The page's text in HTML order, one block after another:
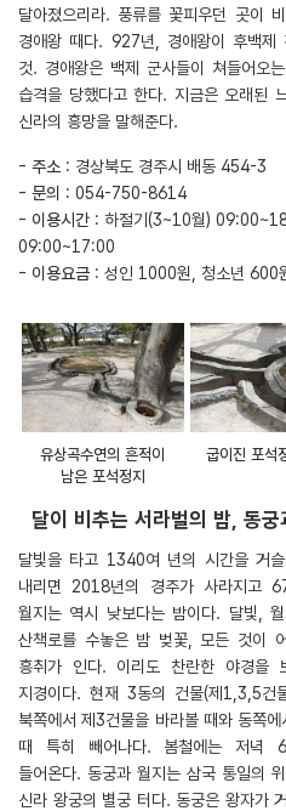
달아졌으리라. 풍류를 꽃피우던 곳이
경애왕 때다. 927년, 경애왕이 후백제
것. 경애왕은 백제 군사들이 쳐들어오
습격을 당했다고 한다. 지금은 오래된
신라의 흥망을 말해준다.
- 주소 : 경상북도 경주시 배동 454-3
- 문의 : 054-750-8614
- 이용시간 : 하절기(3~10월)
09:00~17:00
- 이용요금 : 성인 1000원, 청소년 600
유상곡수연의 흔적이
남은 포석정지
굽이진 포석
달이 비추는 서라벌의 밤, 동궁
달빛을 타고 1340여 년의 시간을 거
내리면 2018년의 경주가 사라지고
월지는 역시 낮보다는 밤이다. 달빛,
산책로를 수놓은 밤 벚꽃, 모든 것이
흥취가 인다. 이리도 찬란한 야경을
지경이다. 현재 3동의 건물(제1,3,5건
북쪽에서 제3건물을 바라볼 때와 동쪽
때 특히 빼어나다. 봄철에는 저녁
들어온다. 동궁과 월지는 삼국 통일의
신라 왕궁의 별궁 터다. 동궁은 왕자가